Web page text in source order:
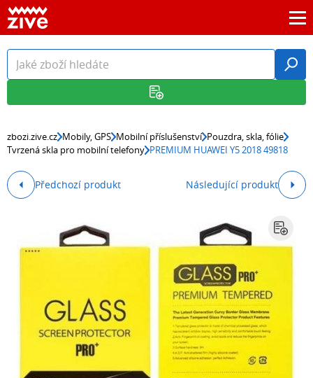
zbozi.zive.cz Mobily, GPS Mobilní příslušenství Pouzdra, skla, fólie
Tvrzená skla pro mobilní telefony PREMIUM HUAWEI Y5 2018 49818
Předchozí produkt Následující produkt